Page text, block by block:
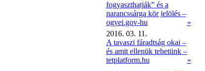
fogyaszthatják” és a
narancssárga kör jelölés –
ogyei.gov-hu
»
2016. 03. 11.
A tavaszi fáradtság okai –
és amit ellenük tehetünk –
tetplatform.hu
»